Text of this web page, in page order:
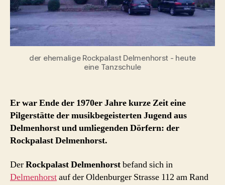
der ehemalige Rockpalast Delmenhorst - heute
eine Tanzschule
Er war Ende der 1970er Jahre kurze Zeit eine
Pilgerstätte der musikbegeisterten Jugend aus
Delmenhorst und umliegenden Dörfern: der
Rockpalast Delmenhorst.
DerRockpalast Delmenhorstbefand sich in
Delmenhorstauf der Oldenburger Strasse 112 am Rand